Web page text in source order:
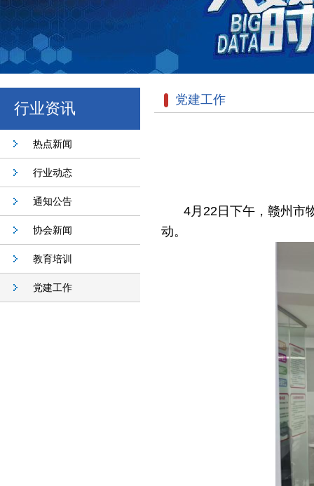
行业资讯
热点新闻
行业动态
通知公告
协会新闻
教育培训
党建工作
党建工作
4月22日下午，赣州市
动。